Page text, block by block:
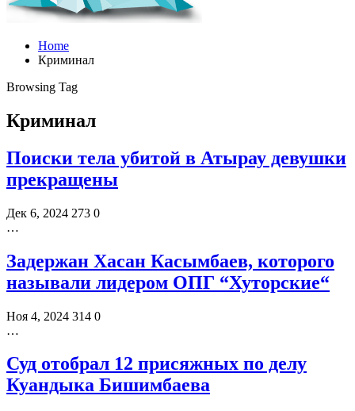
Home
Криминал
Browsing Tag
Криминал
Поиски тела убитой в Атырау девушки
прекращены
Дек 6, 2024 273 0
…
Задержан Хасан Касымбаев, которого
называли лидером ОПГ “Хуторские“
Ноя 4, 2024 314 0
…
Суд отобрал 12 присяжных по делу
Куандыка Бишимбаева